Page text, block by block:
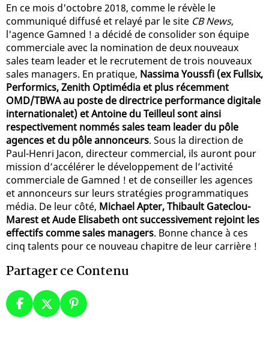
En ce mois d'octobre 2018, comme le révèle le
communiqué diffusé et relayé par le site CB News,
l'agence Gamned ! a décidé de consolider son équipe
commerciale avec la nomination de deux nouveaux
sales team leader et le recrutement de trois nouveaux
sales managers. En pratique, Nassima Youssfi (ex Fullsix,
Performics, Zenith Optimédia et plus récemment
OMD/TBWA au poste de directrice performance digitale
internationalet) et Antoine du Teilleul sont ainsi
respectivement nommés sales team leader du pôle
agences et du pôle annonceurs. Sous la direction de
Paul-Henri Jacon, directeur commercial, ils auront pour
mission d’accélérer le développement de l’activité
commerciale de Gamned ! et de conseiller les agences
et annonceurs sur leurs stratégies programmatiques
média. De leur côté, Michael Apter, Thibault Gateclou-
Marest et Aude Elisabeth ont successivement rejoint les
effectifs comme sales managers. Bonne chance à ces
cinq talents pour ce nouveau chapitre de leur carrière !
Partager ce Contenu